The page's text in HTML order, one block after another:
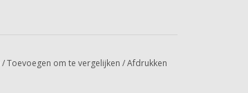
/Toevoegen om te vergelijken /Afdrukken